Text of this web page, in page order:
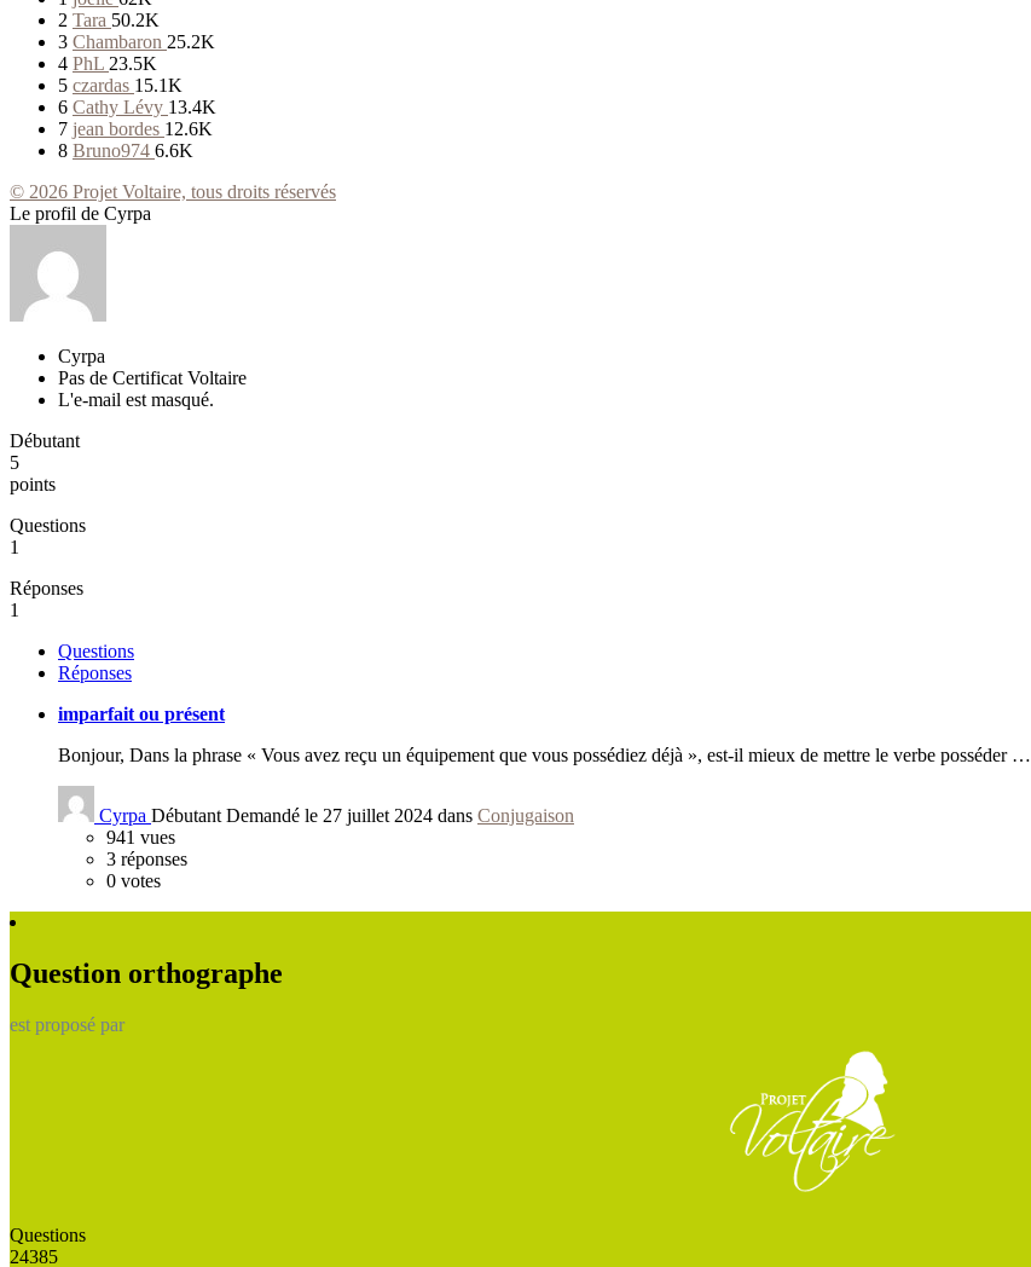
2 Tara 50.2K
3 Chambaron 25.2K
4 PhL 23.5K
5 czardas 15.1K
6 Cathy Lévy 13.4K
7 jean bordes 12.6K
8 Bruno974 6.6K
© 2026 Projet Voltaire, tous droits réservés
Le profil de Cyrpa
Cyrpa
Pas de Certificat Voltaire
L'e-mail est masqué.
Débutant
5
points
Questions
1
Réponses
1
Questions
Réponses
imparfait ou présent
Bonjour, Dans la phrase « Vous avez reçu un équipement que vous possédiez déjà », est-il mieux de mettre le verbe posséder …
Cyrpa Débutant Demandé le 27 juillet 2024 dans Conjugaison
941 vues
3 réponses
0 votes
Question orthographe
est proposé par
Questions
24385